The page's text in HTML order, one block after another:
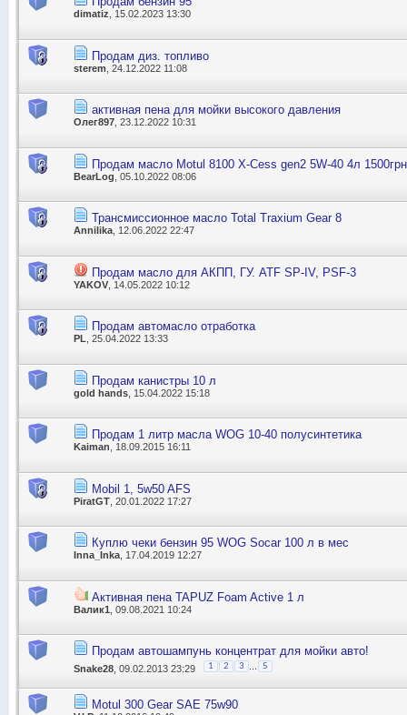
dimatiz , 15.02.2023 13:30
Продам диз. топливо
sterem , 24.12.2022 11:08
активная пена для мойки высокого давления
Олег897 , 23.12.2022 10:31
Продам масло Motul 8100 X-Cess gen2 5W-40 4л 1500грн
BearLog , 05.10.2022 08:06
Трансмиссионное масло Total Traxium Gear 8
Annilika , 12.06.2022 22:47
Продам масло для АКПП, ГУ. ATF SP-IV, PSF-3
YAKOV , 14.05.2022 10:12
Продам автомасло отработка
PL , 25.04.2022 13:33
Продам канистры 10 л
gold hands , 15.04.2022 15:18
Продам 1 литр масла WOG 10-40 полусинтетика
Kaiman , 18.09.2015 16:11
Mobil 1, 5w50 AFS
PiratGT , 20.01.2022 17:27
Куплю чеки бензин 95 WOG Socar 100 л в мес
Inna_Inka , 17.04.2019 12:27
Активная пена TAPUZ Foam Active 1 л
Валик1 , 09.08.2021 10:24
Продам автошампунь концентрат для мойки авто!
Snake28 , 09.02.2013 23:29 1 2 3 5
Motul 300 Gear SAE 75w90